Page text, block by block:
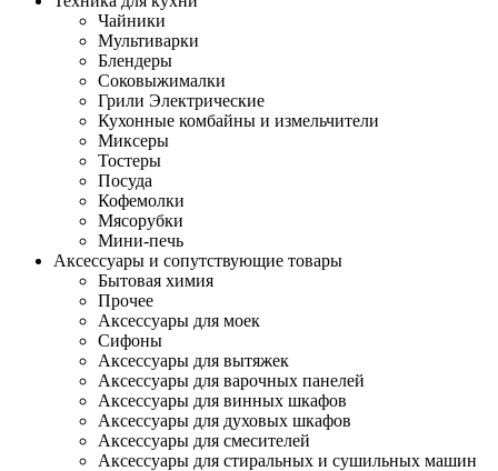
Чайники
Мультиварки
Блендеры
Соковыжималки
Грили Электрические
Кухонные комбайны и измельчители
Миксеры
Тостеры
Посуда
Кофемолки
Мясорубки
Мини-печь
Аксессуары и сопутствующие товары
Бытовая химия
Прочее
Аксессуары для моек
Сифоны
Аксессуары для вытяжек
Аксессуары для варочных панелей
Аксессуары для винных шкафов
Аксессуары для духовых шкафов
Аксессуары для смесителей
Аксессуары для стиральных и сушильных машин